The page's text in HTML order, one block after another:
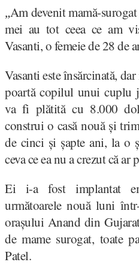
„Am devenit mamă-
mei au tot ceea ce am
Vasanti, o femeie de 28 de
Vasanti este însărcinată,
poartă copilul unui cuplu
va fi plătită cu 8.000
construi o casă nouă și
de cinci și șapte ani, la o
ceva ce ea nu a crezut că
Ei i-a fost implantat
următoarele nouă luni
orașului Anand din
de mame surogat, toate
Patel.